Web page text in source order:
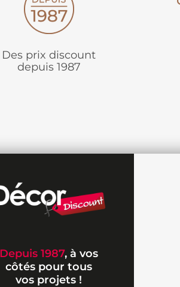
Des prix discount
depuis 1987
Depuis 1987, à vos
côtés pour tous
vos projets !